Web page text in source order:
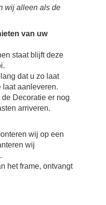
wij alleen als de
van uw
staat blijft deze
dat u zo laat
laat aanleveren.
Decoratie er nog
arriveren.
wij op een
wij
.
het frame, ontvangt